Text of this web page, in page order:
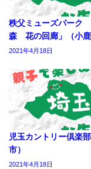
秩父ミューズパーク
森 花の回廊」（小鹿
2021年4月18日
児玉カントリー倶楽
市）
2021年4月18日